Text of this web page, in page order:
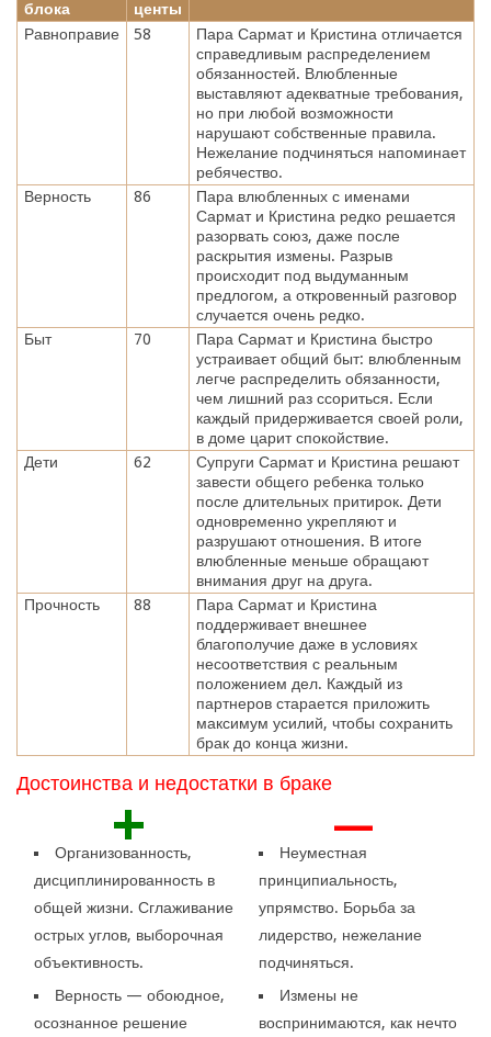
блока
центы
Равноправие
58
Пара Сармат и Кристина отличается
справедливым распределением
обязанностей. Влюбленные
выставляют адекватные требования,
но при любой возможности
нарушают собственные правила.
Нежелание подчиняться напоминает
ребячество.
Верность
86
Пара влюбленных с именами
Сармат и Кристина редко решается
разорвать союз, даже после
раскрытия измены. Разрыв
происходит под выдуманным
предлогом, а откровенный разговор
случается очень редко.
Быт
70
Пара Сармат и Кристина быстро
устраивает общий быт: влюбленным
легче распределить обязанности,
чем лишний раз ссориться. Если
каждый придерживается своей роли,
в доме царит спокойствие.
Дети
62
Супруги Сармат и Кристина решают
завести общего ребенка только
после длительных притирок. Дети
одновременно укрепляют и
разрушают отношения. В итоге
влюбленные меньше обращают
внимания друг на друга.
Прочность
88
Пара Сармат и Кристина
поддерживает внешнее
благополучие даже в условиях
несоответствия с реальным
положением дел. Каждый из
партнеров старается приложить
максимум усилий, чтобы сохранить
брак до конца жизни.
Достоинства и недостатки в браке
+
Организованность,
дисциплинированность в
общей жизни. Сглаживание
острых углов, выборочная
объективность.
Верность — обоюдное,
осознанное решение
—
Неуместная
принципиальность,
упрямство. Борьба за
лидерство, нежелание
подчиняться.
Измены не
воспринимаются, как нечто